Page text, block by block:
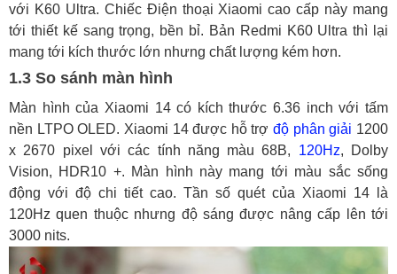
với K60 Ultra. Chiếc Điện thoại Xiaomi cao cấp này mang
tới thiết kế sang trọng, bền bỉ. Bản Redmi K60 Ultra thì lại
mang tới kích thước lớn nhưng chất lượng kém hơn.
1.3 So sánh màn hình
Màn hình của Xiaomi 14 có kích thước 6.36 inch với tấm
nền LTPO OLED. Xiaomi 14 được hỗ trợđộ phân giải 1200
x 2670 pixel với các tính năng màu 68B, 120Hz, Dolby
Vision, HDR10 +. Màn hình này mang tới màu sắc sống
động với độ chi tiết cao. Tần số quét của Xiaomi 14 là
120Hz quen thuộc nhưng độ sáng được nâng cấp lên tới
3000 nits.